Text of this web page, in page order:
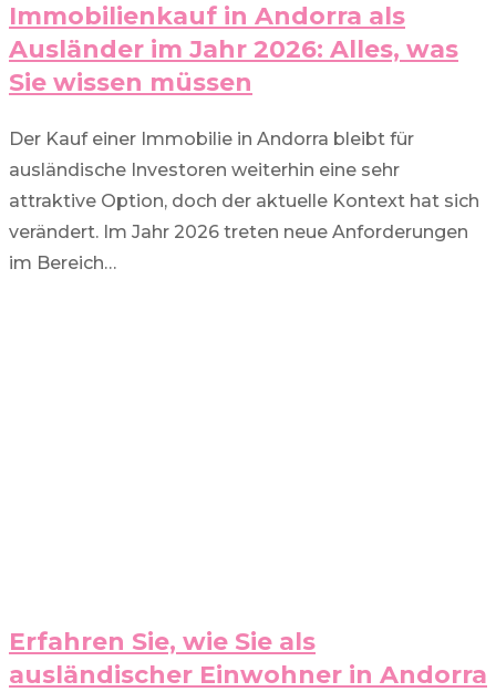
Immobilienkauf in Andorra als
Ausländer im Jahr 2026: Alles, was
Sie wissen müssen
Der Kauf einer Immobilie in Andorra bleibt für
ausländische Investoren weiterhin eine sehr
attraktive Option, doch der aktuelle Kontext hat sich
verändert. Im Jahr 2026 treten neue Anforderungen
im Bereich…
Erfahren Sie, wie Sie als
ausländischer Einwohner in Andorra